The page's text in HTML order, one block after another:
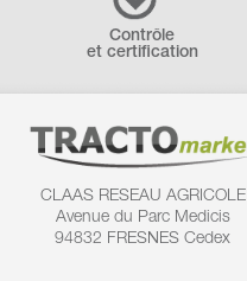
Contrôle
et certification
CLAAS RESEAU AGRICOLE
Avenue du Parc Medicis
94832 FRESNES Cedex